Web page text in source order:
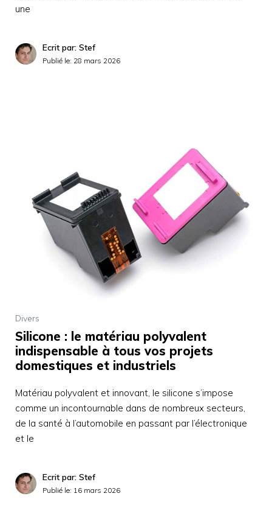
une
Ecrit par: Stef
Publié le: 28 mars 2026
Divers
Silicone : le matériau polyvalent
indispensable à tous vos projets
domestiques et industriels
Matériau polyvalent et innovant, le silicone s’impose
comme un incontournable dans de nombreux secteurs,
de la santé à l’automobile en passant par l’électronique
et le
Ecrit par: Stef
Publié le: 16 mars 2026